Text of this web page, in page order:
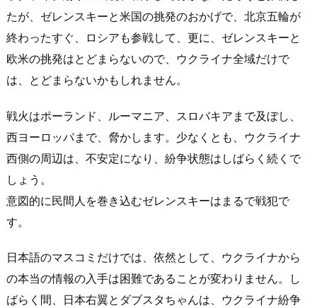
たが、ゼレンスキーと米国の挑発のおかげで、北京五輪が
終わったすぐ、ロシアも参戦して、更に、ゼレンスキーと
欧米の挑発はとどまらないので、ウクライナ全域だけで
は、とどまらないかもしれません。
戦火はポーランド、ルーマニア、スロバキアまで及ぼし、
西ヨーロッパまで、脅かします。少なくとも、ウクライナ
西側の周辺は、不安定になり、紛争状態はしばらく続くで
しょう。
意図的に民間人を巻き込むゼレンスキーはまるで戦犯で
す。
日本語のマスコミだけでは、依然として、ウクライナから
の本当の情報の入手は困難であることが変わりません。し
ばらく間、日本右翼とダブスタちゃんは、ウクライナ紛争